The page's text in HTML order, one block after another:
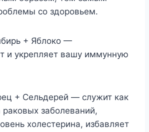
со здоровьем.
+ Яблоко —
и укрепляет вашу иммунную
+ Сельдерей — служит как
раковых заболеваний,
холестерина, избавляет